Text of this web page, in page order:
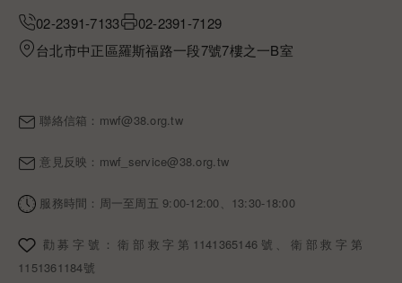
02-2391-7133
02-2391-7129
台北市中正區羅斯福路一段7號7樓之一B室
聯絡信箱： mwf@38.org.tw
意見反映： mwf_service@38.org.tw
服務時間：周一至周五 9:00-12:00、13:30-18:00
勸募字號：衛部救字第1141365146號、衛部救字第
1151361184號